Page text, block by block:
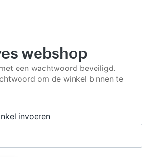
webshop
een wachtwoord beveiligd.
om de winkel binnen te
invoeren